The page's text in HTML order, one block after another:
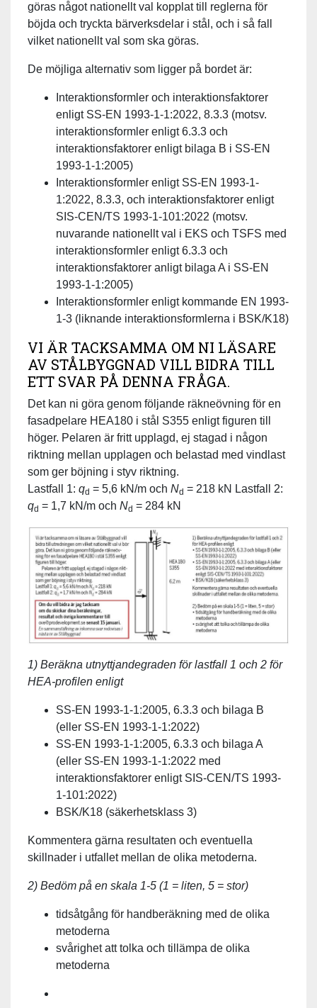
göras något nationellt val kopplat till reglerna för
böjda och tryckta bärverksdelar i stål, och i så fall
vilket nationellt val som ska göras.
De möjliga alternativ som ligger på bordet är:
Interaktionsformler och interaktionsfaktorer
enligt SS-EN 1993-1-1:2022, 8.3.3 (motsv.
interaktionsformler enligt 6.3.3 och
interaktionsfaktorer enligt bilaga B i SS-EN
1993-1-1:2005)
Interaktionsformler enligt SS-EN 1993-1-
1:2022, 8.3.3, och interaktionsfaktorer enligt
SIS-CEN/TS 1993-1-101:2022 (motsv.
nuvarande nationellt val i EKS och TSFS med
interaktionsformler enligt 6.3.3 och
interaktionsfaktorer anligt bilaga A i SS-EN
1993-1-1:2005)
Interaktionsformler enligt kommande EN 1993-
1-3 (liknande interaktionsformlerna i BSK/K18)
VI ÄR TACKSAMMA OM NI LÄSARE
AV STÅLBYGGNAD VILL BIDRA TILL
ETT SVAR PÅ DENNA FRÅGA.
Det kan ni göra genom följande räkneövning för en
fasadpelare HEA180 i stål S355 enligt figuren till
höger. Pelaren är fritt upplagd, ej stagad i någon
riktning mellan upplagen och belastad med vindlast
som ger böjning i styv riktning.
Lastfall 1: qd = 5,6 kN/m och Nd = 218 kN Lastfall 2:
qd = 1,7 kN/m och Nd = 284 kN
1) Beräkna utnyttjandegraden för lastfall 1 och 2 för
HEA-profilen enligt
SS-EN 1993-1-1:2005, 6.3.3 och bilaga B
(eller SS-EN 1993-1-1:2022)
SS-EN 1993-1-1:2005, 6.3.3 och bilaga A
(eller SS-EN 1993-1-1:2022 med
interaktionsfaktorer enligt SIS-CEN/TS 1993-
1-101:2022)
BSK/K18 (säkerhetsklass 3)
Kommentera gärna resultaten och eventuella
skillnader i utfallet mellan de olika metoderna.
2) Bedöm på en skala 1-5 (1 = liten, 5 = stor)
tidsåtgång för handberäkning med de olika
metoderna
svårighet att tolka och tillämpa de olika
metoderna